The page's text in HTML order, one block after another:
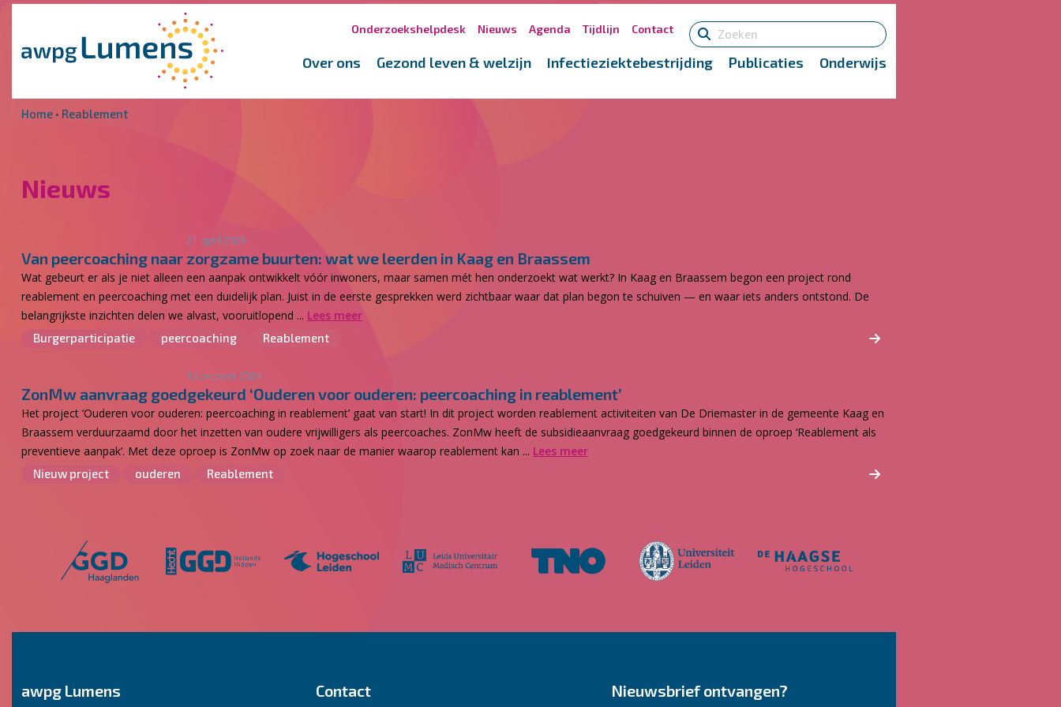
Overslaan en naar de inhoud gaan
Onderzoekshelpdesk Nieuws Agenda Tijdlijn Contact
Over ons Gezond leven & welzijn Infectieziektebestrijding Publicaties Onderwijs
Home • Reablement
Nieuws
21 april 2026
Van peercoaching naar zorgzame buurten: wat we leerden in Kaag en Braassem
Wat gebeurt er als je niet alleen een aanpak ontwikkelt vóór inwoners, maar samen mét hen onderzoekt wat werkt? In Kaag en Braassem begon een project rond
reablement en peercoaching met een duidelijk plan. Juist in de eerste gesprekken werd zichtbaar waar dat plan begon te schuiven — en waar iets anders ontstond. De
belangrijkste inzichten delen we alvast, vooruitlopend ... Lees meer
Burgerparticipatie peercoaching Reablement
16 oktober 2024
ZonMw aanvraag goedgekeurd ‘Ouderen voor ouderen: peercoaching in reablement’
Het project ‘Ouderen voor ouderen: peercoaching in reablement’ gaat van start! In dit project worden reablement activiteiten van De Driemaster in de gemeente Kaag en
Braassem verduurzaamd door het inzetten van oudere vrijwilligers als peercoaches. ZonMw heeft de subsidieaanvraag goedgekeurd binnen de oproep ‘Reablement als
preventieve aanpak’. Met deze oproep is ZonMw op zoek naar de manier waarop reablement kan ... Lees meer
Nieuw project ouderen Reablement
awpg Lumens Contact Nieuwsbrief ontvangen?